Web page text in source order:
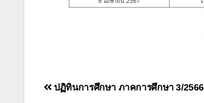
แนะแนว
ปฏิทินการศึกษา ภาคการศึกษา 3/2566